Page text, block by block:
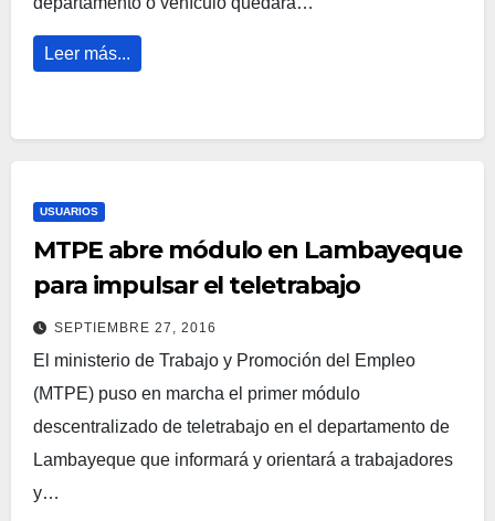
Leer más...
USUARIOS
MTPE abre módulo en Lambayeque
para impulsar el teletrabajo
SEPTIEMBRE 27, 2016
El ministerio de Trabajo y Promoción del Empleo
(MTPE) puso en marcha el primer módulo
descentralizado de teletrabajo en el departamento de
Lambayeque que informará y orientará a trabajadores
y…